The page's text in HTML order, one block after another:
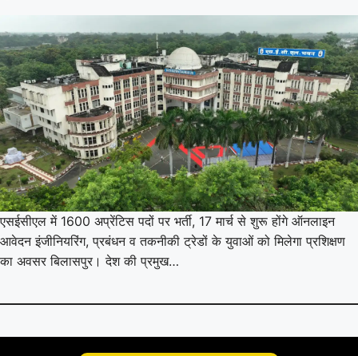
एसईसीएल में 1600 अप्रेंटिस पदों पर भर्ती, 17 मार्च से शुरू होंगे ऑनलाइन
आवेदन इंजीनियरिंग, प्रबंधन व तकनीकी ट्रेडों के युवाओं को मिलेगा प्रशिक्षण
का अवसर बिलासपुर। देश की प्रमुख…